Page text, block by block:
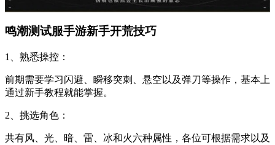
鸣潮测试服手游新手开荒技巧
1、熟悉操控：
前期需要学习闪避、瞬移突刺、悬空以及弹刀等操作，基本上
通过新手教程就能掌握。
2、挑选角色：
共有风、光、暗、雷、冰和火六种属性，各位可根据需求以及